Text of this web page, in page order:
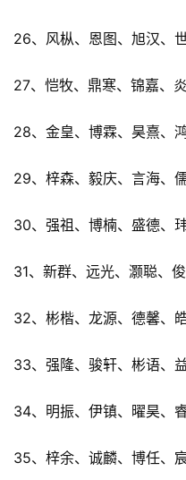
26、风枞、恩图、旭汉、
27、恺牧、鼎寒、锦嘉、
28、金皇、博霖、昊熹、
29、梓森、毅庆、言海、
30、强祖、博楠、盛德、
31、新群、远光、灏聪、
32、彬楷、龙源、德馨、
33、强隆、骏轩、彬语、
34、明振、伊镇、曜昊、
35、梓余、诚麟、博任、